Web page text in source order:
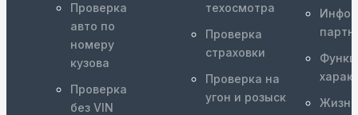
Проверка
авто по
номеру
кузова
Проверка
без VIN
техосмотра
Проверка
страховки
Проверка на
угон и розыск